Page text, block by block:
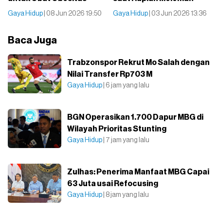
Gaya Hidup | 08 Jun 2026 19:50 Gaya Hidup | 03 Jun 2026 13:36
Baca Juga
Trabzonspor Rekrut Mo Salah dengan
Nilai Transfer Rp703 M
Gaya Hidup | 6 jam yang lalu
BGN Operasikan 1.700 Dapur MBG di
Wilayah Prioritas Stunting
Gaya Hidup | 7 jam yang lalu
Zulhas: Penerima Manfaat MBG Capai
63 Juta usai Refocusing
Gaya Hidup | 8 jam yang lalu